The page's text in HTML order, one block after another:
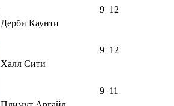
Дерби Каунти
9 12
Халл Сити
9 12
9 11